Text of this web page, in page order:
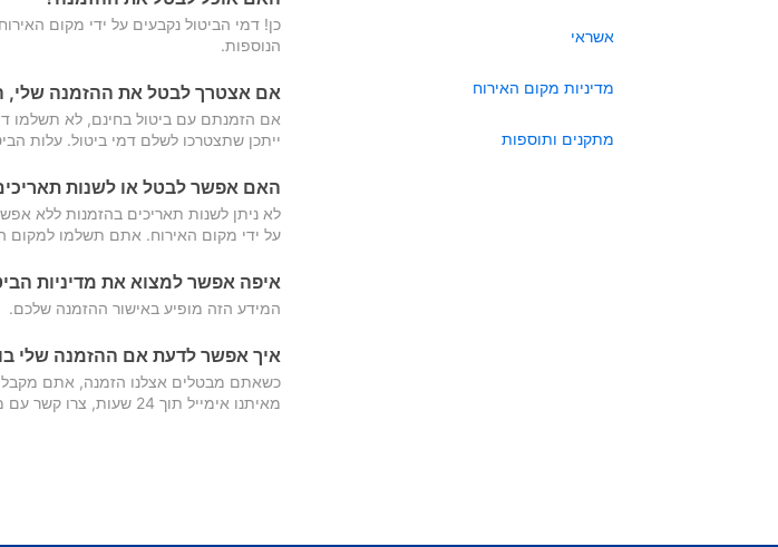
אשראי
מדיניות מקום האירוח
מתקנים ותוספות
כן! דמי הביטול נקבעים על ידי מקום
הנוספות.
אם אצטרך לבטל את ההזמנה שלי,
אם הזמנתם עם ביטול בחינם, לא תשלמו
ייתכן שתצטרכו לשלם דמי ביטול. עלות
האם אפשר לבטל או לשנות
לא ניתן לשנות תאריכים בהזמנות ללא
על ידי מקום האירוח. אתם תשלמו למקום
איפה אפשר למצוא את מדיניות
המידע הזה מופיע באישור ההזמנה שלכם.
איך אפשר לדעת אם ההזמנה שלי
כשאתם מבטלים אצלנו הזמנה, אתם
מאיתנו אימייל תוך 24 שעות, צרו קשר עם מקום האירוח כדי לוודא את הביטול.